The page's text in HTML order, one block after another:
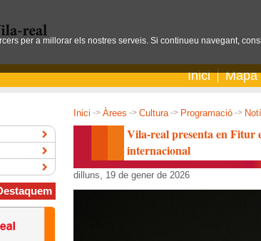
Inici Mapa
Inici -> Àrees -> Cultura -> Programació ->
Vila-real presenta en
internacional
dilluns, 19 de gener de 2026
per a millorar els nostres serveis. Si continueu navegant,